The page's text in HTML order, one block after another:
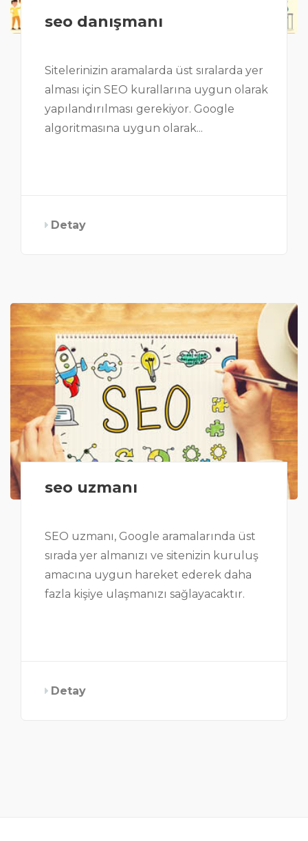
seo danışmanı
Sitelerinizin aramalarda üst sıralarda yer
alması için SEO kurallarına uygun olarak
yapılandırılması gerekiyor. Google
algoritmasına uygun olarak...
Detay
seo uzmanı
SEO uzmanı, Google aramalarında üst
sırada yer almanızı ve sitenizin kuruluş
amacına uygun hareket ederek daha
fazla kişiye ulaşmanızı sağlayacaktır.
Detay